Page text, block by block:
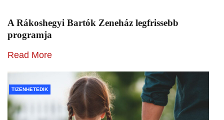
A Rákoshegyi Bartók Zeneház legfrissebb
programja
Read More
TIZENHETEDIK